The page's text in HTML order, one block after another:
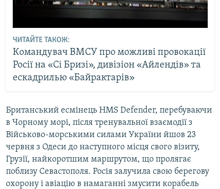
ЧИТАЙТЕ ТАКОЖ:
Командувач ВМСУ про можливі провокації
Росії на «Сі Бризі», дивізіон «Айлендів» та
ескадрилью «Байрактарів»
Британський есмінець HMS Defender, перебуваючи
в Чорному морі, після тренувальної взаємодії з
Військово-морськими силами України йшов 23
червня з Одеси до наступного місця свого візиту,
Грузії, найкоротшим маршрутом, що пролягає
поблизу Севастополя. Росія залучила свою берегову
охорону і авіацію в намаганні змусити корабель